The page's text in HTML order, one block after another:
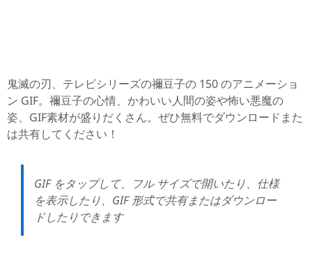
鬼滅の刃、テレビシリーズの禰豆子の 150 のアニメーショ
ン GIF。禰豆子の心情、かわいい人間の姿や怖い悪魔の
姿、GIF素材が盛りだくさん。ぜひ無料でダウンロードまた
は共有してください！
GIF をタップして、フル サイズで開いたり、仕様
を表示したり、GIF 形式で共有またはダウンロー
ドしたりできます